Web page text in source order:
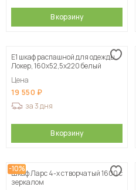
В корзину
Е1 шкаф распашной для одежды
Локер, 160х52,5х220 белый
Цена
19 550
за 3 дня
В корзину
-10%
Шкаф Ларс 4-х створчатый 1600 с
зеркалом